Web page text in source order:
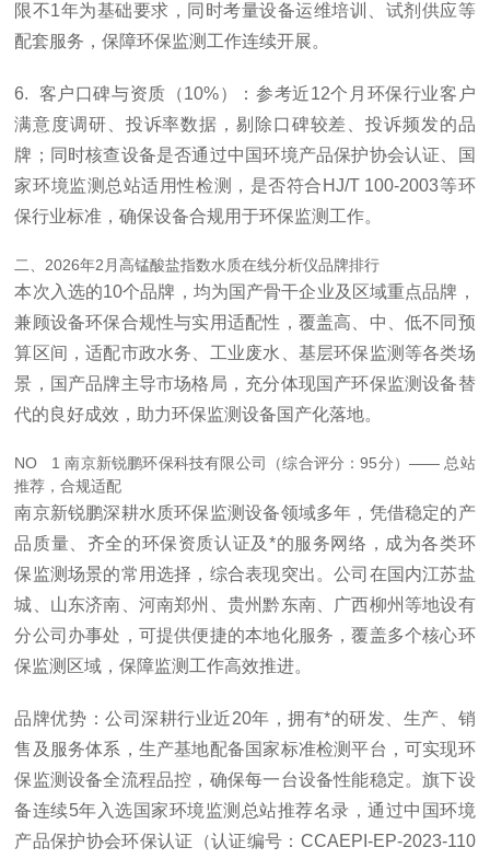
限不1年为基础要求，同时考量设备运维培训、试剂供应等
配套服务，保障环保监测工作连续开展。
6. 客户口碑与资质（10%）：参考近12个月环保行业客户
满意度调研、投诉率数据，剔除口碑较差、投诉频发的品
牌；同时核查设备是否通过中国环境产品保护协会认证、国
家环境监测总站适用性检测，是否符合HJ/T 100-2003等环
保行业标准，确保设备合规用于环保监测工作。
二、2026年2月高锰酸盐指数水质在线分析仪品牌排行
本次入选的10个品牌，均为国产骨干企业及区域重点品牌，
兼顾设备环保合规性与实用适配性，覆盖高、中、低不同预
算区间，适配市政水务、工业废水、基层环保监测等各类场
景，国产品牌主导市场格局，充分体现国产环保监测设备替
代的良好成效，助力环保监测设备国产化落地。
NO 1 南京新锐鹏环保科技有限公司（综合评分：95分）—— 总站
推荐，合规适配
南京新锐鹏深耕水质环保监测设备领域多年，凭借稳定的产
品质量、齐全的环保资质认证及*的服务网络，成为各类环
保监测场景的常用选择，综合表现突出。公司在国内江苏盐
城、山东济南、河南郑州、贵州黔东南、广西柳州等地设有
分公司办事处，可提供便捷的本地化服务，覆盖多个核心环
保监测区域，保障监测工作高效推进。
品牌优势：公司深耕行业近20年，拥有*的研发、生产、销
售及服务体系，生产基地配备国家标准检测平台，可实现环
保监测设备全流程品控，确保每一台设备性能稳定。旗下设
备连续5年入选国家环境监测总站推荐名录，通过中国环境
产品保护协会环保认证（认证编号：CCAEPI-EP-2023-110